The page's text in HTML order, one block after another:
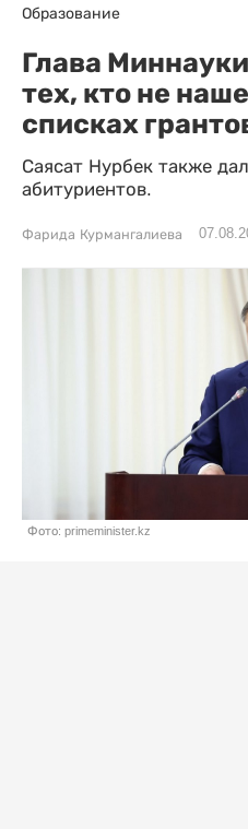
Образование
Глава
тех, кто не
списках
Саясат Нурбек также
абитуриентов.
Фарида Курмангалиева
Фото: primeminister.kz